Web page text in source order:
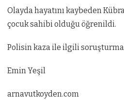
Olayda hayatını kaybeden
çocuk sahibi olduğu öğrenildi.
Polisin kaza ile ilgili
Emin Yeşil
arnavutkoyden.com